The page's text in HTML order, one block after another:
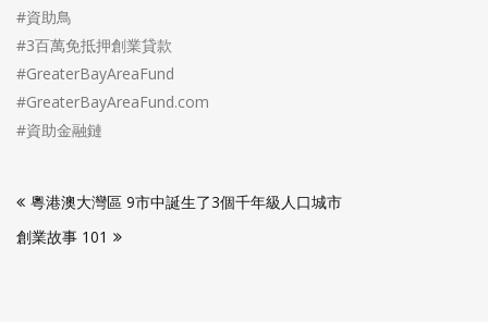
#資助鳥
#3百萬免抵押創業貸款
#GreaterBayAreaFund
#GreaterBayAreaFund.com
#資助金融鏈
navigation
粵港澳大灣區 9市中誕生了3個千年級人口城市
創業故事 101